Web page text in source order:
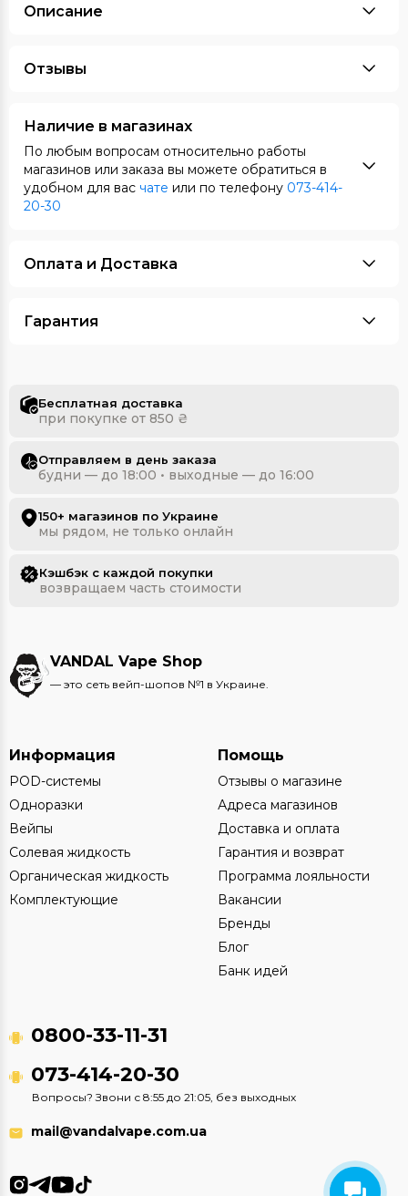
Описание
Отзывы
Наличие в магазинах
По любым вопросам относительно работы
магазинов или заказа вы можете обратиться в
удобном для вас чате или по телефону 073-414-
20-30
Оплата и Доставка
Гарантия
Бесплатная доставка
при покупке от 850 ₴
Отправляем в день заказа
будни — до 18:00 • выходные — до 16:00
150+ магазинов по Украине
мы рядом, не только онлайн
Кэшбэк с каждой покупки
возвращаем часть стоимости
VANDAL Vape Shop
— это сеть вейп-шопов №1 в Украине.
Информация
POD-системы
Одноразки
Вейпы
Солевая жидкость
Органическая жидкость
Комплектующие
Помощь
Отзывы о магазине
Адреса магазинов
Доставка и оплата
Гарантия и возврат
Программа лояльности
Вакансии
Бренды
Блог
Банк идей
0800-33-11-31
073-414-20-30
Вопросы? Звони с 8:55 до 21:05, без выходных
mail@vandalvape.com.ua